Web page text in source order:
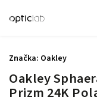
Oakley
Prizm 24K
Značka: Oakley